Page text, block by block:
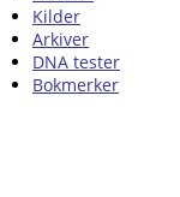
Kilder
Arkiver
DNA tester
Bokmerker